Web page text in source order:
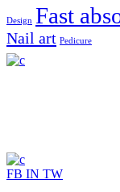
Design Fast
Nail art Pedicure
FB IN TW